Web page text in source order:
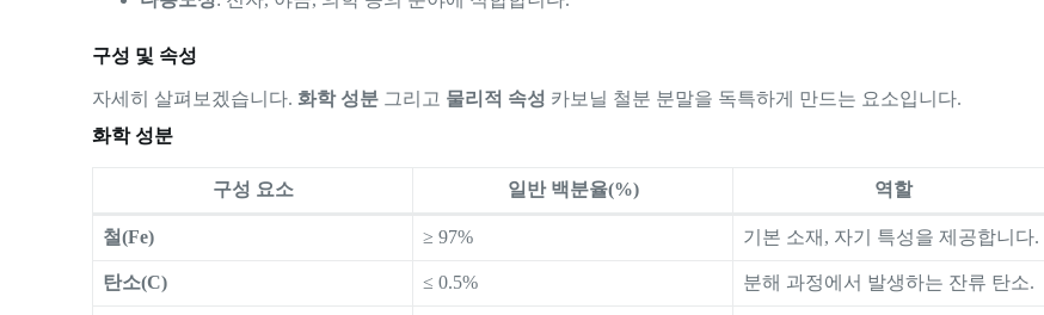
구성 및 속성
자세히 살펴보겠습니다.화학 성분 그리고 물리적 속성 카보닐 철분 분말을 독특하게 만드는 요소입니다.
화학 성분
구성 요소 일반 백분율(%) 역할
철(Fe) ≥ 97% 기본 소재, 자기 특성을 제공합니다.
탄소(C) ≤ 0.5% 분해 과정에서 발생하는 잔류 탄소.